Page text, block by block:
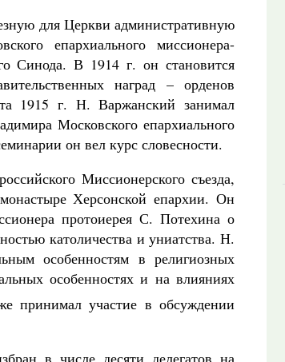
для Церкви административную
епархиального миссионера-
Синода. В 1914 г. он становится
наград – орденов
1915 г. Н. Варжанский занимал
Московского епархиального
он вел курс словесности.
Миссионерского съезда,
Херсонской епархии. Он
протоиерея С. Потехина о
католичества и униатства. Н.
особенностям в религиозных
особенностях и на влияниях
принимал участие в обсуждении
в числе десяти делегатов на